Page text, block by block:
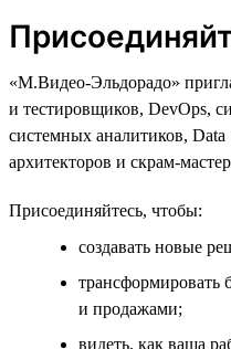
«М.Видео-Эльдорадо»
и тестировщиков, DevOps,
системных аналитиков, Data
архитекторов и скрам-
Присоединяйтесь, чтобы:
создавать новые
трансформировать
и продажами;
видеть, как ваша